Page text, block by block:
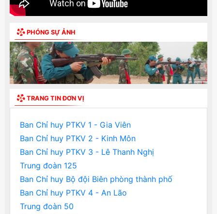
PHÓNG SỰ ẢNH
Previous Next
TRANG TIN ĐƠN VỊ
Ban Chỉ huy PTKV 1 - Gia Viên
Ban Chỉ huy PTKV 2 - Kinh Môn
Ban Chỉ huy PTKV 3 - Lê Thanh Nghị
Trung đoàn 125
Ban Chỉ huy Bộ đội Biên phòng thành phố
Ban Chỉ huy PTKV 4 - An Lão
Trung đoàn 50